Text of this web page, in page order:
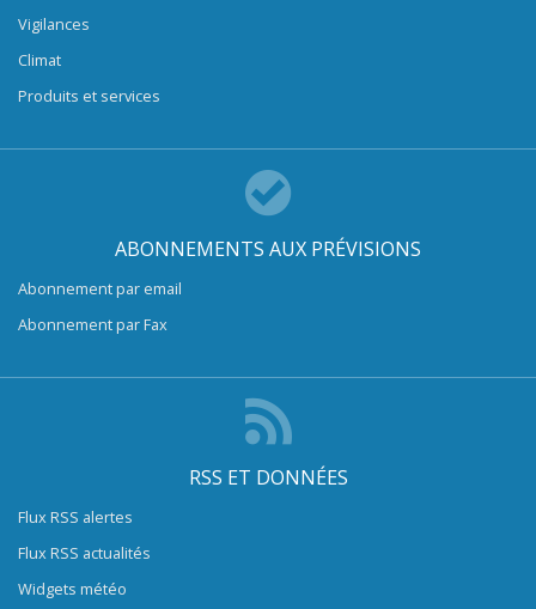
Vigilances
Climat
Produits et services
ABONNEMENTS AUX PRÉVISIONS
Abonnement par email
Abonnement par Fax
RSS ET DONNÉES
Flux RSS alertes
Flux RSS actualités
Widgets météo